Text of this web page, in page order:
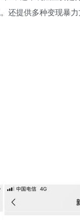
还提供多种变现暴力